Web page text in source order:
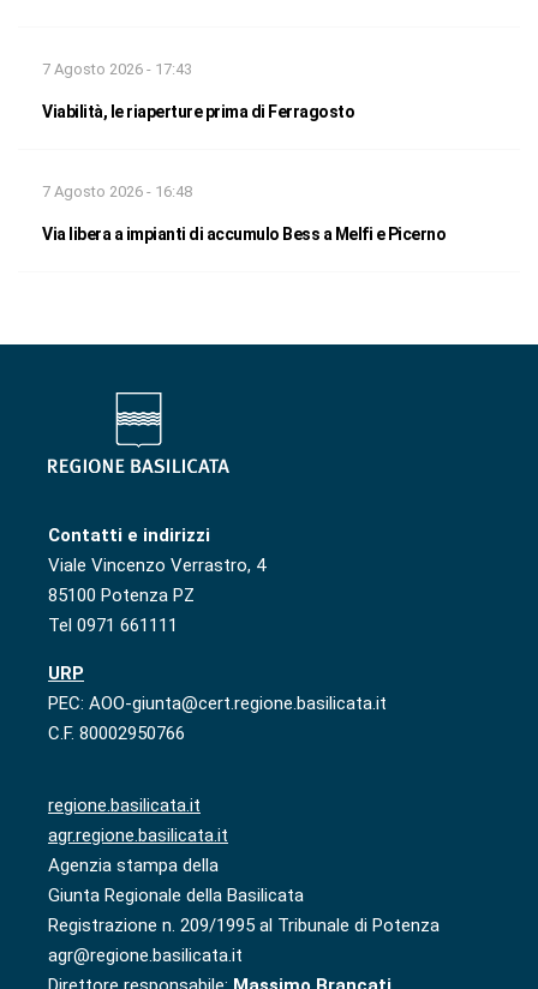
7 Agosto 2026 - 17:43
Viabilità, le riaperture prima di Ferragosto
7 Agosto 2026 - 16:48
Via libera a impianti di accumulo Bess a Melfi e Picerno
Contatti e indirizzi
Viale Vincenzo Verrastro, 4
85100 Potenza PZ
Tel 0971 661111
URP
PEC: AOO-giunta@cert.regione.basilicata.it
C.F. 80002950766
regione.basilicata.it
agr.regione.basilicata.it
Agenzia stampa della
Giunta Regionale della Basilicata
Registrazione n. 209/1995 al Tribunale di Potenza
agr@regione.basilicata.it